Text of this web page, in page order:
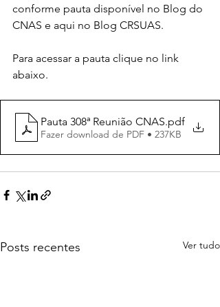
conforme pauta disponível no Blog do
CNAS e aqui no Blog CRSUAS.
Para acessar a pauta clique no link
abaixo.
Pauta 308ª Reunião CNAS.pdf
Fazer download de PDF • 237KB
Posts recentes Ver tudo